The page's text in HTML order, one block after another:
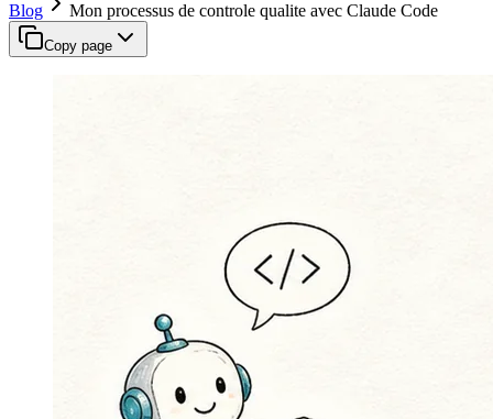
Blog Mon processus de controle qualite avec Claude Code
Copy page